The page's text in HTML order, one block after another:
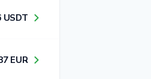
USDT
EUR